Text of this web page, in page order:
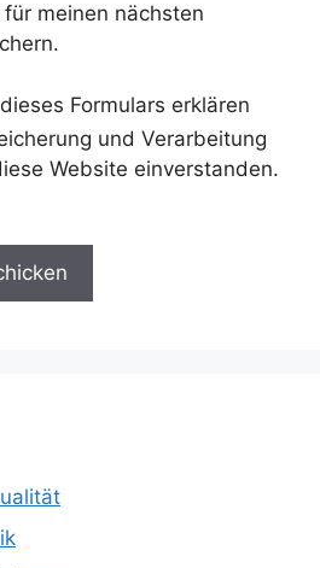
meinen nächsten
Formulars erklären
und Verarbeitung
Website einverstanden.